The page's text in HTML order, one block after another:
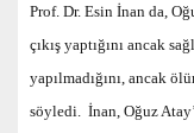
Prof. Dr. Esin İnan da,
çıkış yaptığını ancak
yapılmadığını, ancak
söyledi. İnan, Oğuz